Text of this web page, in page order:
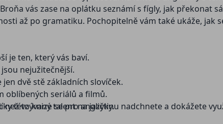
vás zase na oplátku seznámí s fígly, jak překonat
až po gramatiku. Pochopitelně vám také ukáže, jak
je ten, který vás baví.
nejužitečnější.
dvě stě základních slovíček.
oblíbených seriálů a filmů.
vzývaný talent na jazyky.
této knize se pro angličtinu nadchnete a dokážete